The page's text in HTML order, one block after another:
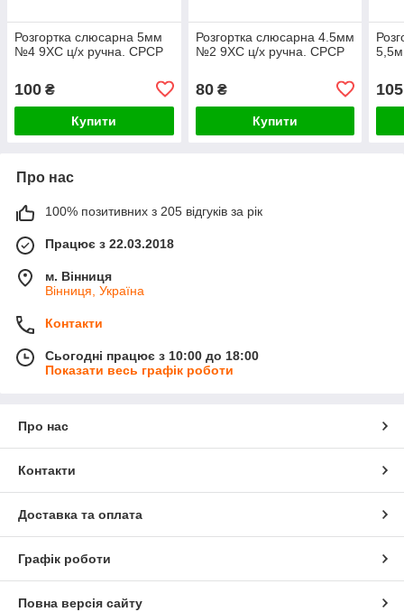
Розгортка слюсарна 5мм
№4 9ХС ц/х ручна. СРСР
100 ₴
Купити
Розгортка слюсарна 4.5мм
№2 9ХС ц/х ручна. СРСР
80₴
Купити
105
Про нас
100% позитивних з 205 відгуків за рік
Працює з 22.03.2018
м. Вінниця
Вінниця, Україна
Контакти
Сьогодні працює з 10:00 до 18:00
Показати весь графік роботи
Про нас
Контакти
Доставка та оплата
Графік роботи
Повна версія сайту